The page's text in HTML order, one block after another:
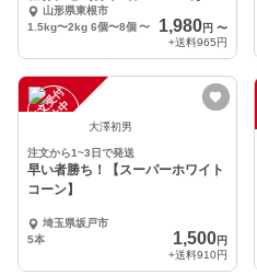
つき、川中島
山形県東根市
1.5kg〜2kg 6個〜8個 〜 1,980円 〜
+送料965円
注
文
受
付
停
止
中 大澤初男
注文から1~3日で発送
早い者勝ち！【スーパーホワイト
コーン】
埼玉県坂戸市
5本
1,500円
+送料910円